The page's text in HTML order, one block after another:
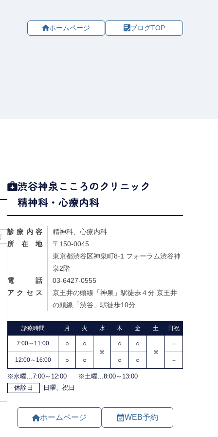
ホームページ ブログTOP
渋谷神泉こころのクリニック
精神科・心療内科
診療内容
精神科、心療内科
所在地
〒150-0045
東京都渋谷区神泉町8-1 フォーラム渋谷神
泉2階
電話
03-6427-0555
アクセス
京王井の頭線「神泉」駅徒歩４分 京王井
の頭線「渋谷」駅徒歩10分
ホームページ WEB予約